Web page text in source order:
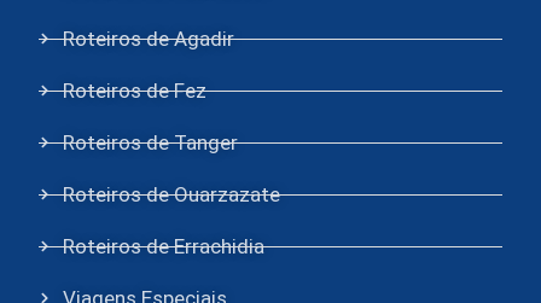
Roteiros de Agadir
Roteiros de Fez
Roteiros de Tanger
Roteiros de Ouarzazate
Roteiros de Errachidia
Viagens Especiais